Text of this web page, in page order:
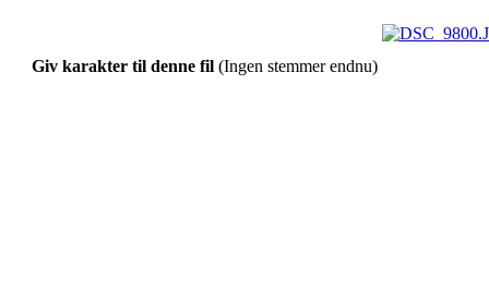
Giv karakter til denne fil (Ingen stemmer endnu)